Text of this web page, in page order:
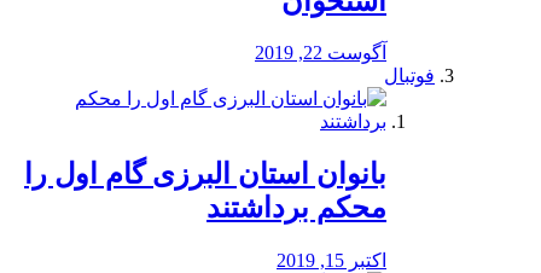
آگوست 22, 2019
فوتبال
بانوان استان البرزی گام اول را
محكم برداشتند
اکتبر 15, 2019